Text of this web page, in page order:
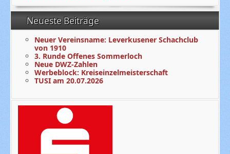
Neueste Beiträge
Neuer Vereinsname: Leverkusener Schachclub
von 1910
3. Runde Offenes Sommerloch
Neue DWZ-Zahlen
Werbeblock: Kreiseinzelmeisterschaft
TUSI am 20.07.2026